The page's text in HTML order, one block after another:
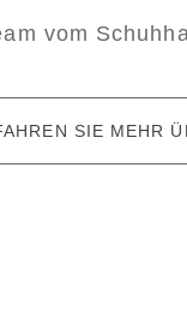
vom
SIE MEHR